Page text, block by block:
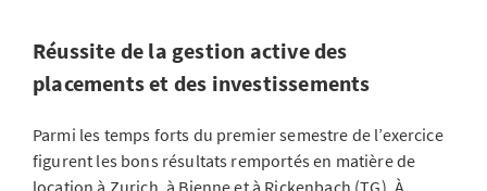
Réussite de la gestion active des
placements et des investissements
Parmi les temps forts du premier semestre de l’exercice
figurent les bons résultats remportés en matière de
location à Zurich, à Bienne et à Rickenbach (TG). À